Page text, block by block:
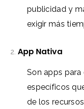
publicidad y
exigir más
App Nativa
Son apps
específicos
de los